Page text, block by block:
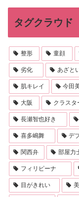
タグクラウド
整形 童顔
劣化 あざと
肌キレイ 今田
大阪 クラスタ
長瀬智也好き
喜多嶋舞 デ
関西弁 部屋力
フィリピーナ
目がきれい